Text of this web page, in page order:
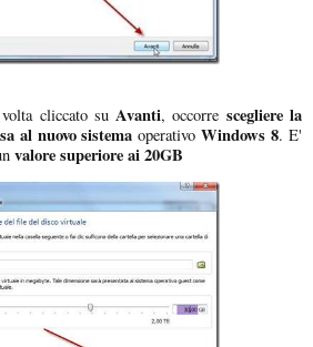
cliccato suAvanti, occorre scegliere la
al nuovo sistema operativoWindows 8. E'
valore superiore ai 20GB